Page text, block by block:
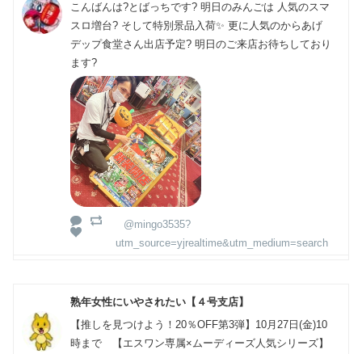
こんばんは?とばっちです? 明日のみんごは 人気のスマ
スロ増台? そして特別景品入荷✨ 更に人気のからあげ
デップ食堂さん出店予定? 明日のご来店お待ちしており
ます?
@mingo3535?
utm_source=yjrealtime&utm_medium=search
熟年女性にいやされたい【４号支店】
【推しを見つけよう！20％OFF第3弾】10月27日(金)10
時まで 【エスワン専属×ムーディーズ人気シリーズ】